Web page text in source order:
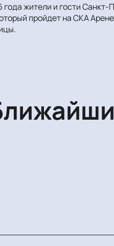
года жители и гости
пройдет на СКА